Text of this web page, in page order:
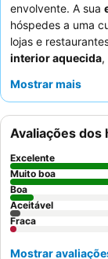
envolvente. A sua
hóspedes a uma
lojas e
interior aquecida,
para todas as
variado e farto
e "perfeito" pão de
verdadeiramente
ou o recém-
atmosfera
Mostrar mais
Avaliações dos
Excelente
Muito boa
Boa
Aceitável
Fraca
Mostrar